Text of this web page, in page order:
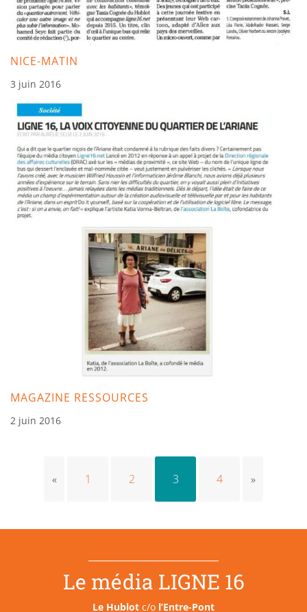
NICE-MATIN
3 juin 2016
MAGAZINE RESSOURCES
2 juin 2016
« 1 2 3 4 »
Le média LIGNE 16
Le Hublot c/o l’Entre-Pont